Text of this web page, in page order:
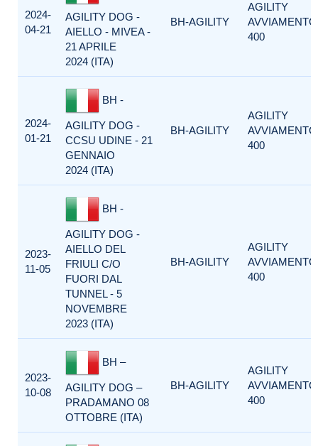
2024-
04-21
AGILITY DOG -
AIELLO - MIVEA -
21 APRILE
2024 (ITA)
BH-AGILITY
AGILITY
AVVIAMENTO
400
2024-
01-21
BH -
AGILITY DOG -
CCSU UDINE - 21
GENNAIO
2024 (ITA)
BH-AGILITY
AGILITY
AVVIAMENTO
400
2023-
11-05
BH -
AGILITY DOG -
AIELLO DEL
FRIULI C/O
FUORI DAL
TUNNEL - 5
NOVEMBRE
2023 (ITA)
BH-AGILITY
AGILITY
AVVIAMENTO
400
2023-
10-08
BH –
AGILITY DOG –
PRADAMANO 08
OTTOBRE (ITA)
BH-AGILITY
AGILITY
AVVIAMENTO
400